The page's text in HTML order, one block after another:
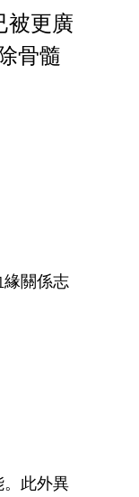
被更廣
骨髓
關係志
此外異